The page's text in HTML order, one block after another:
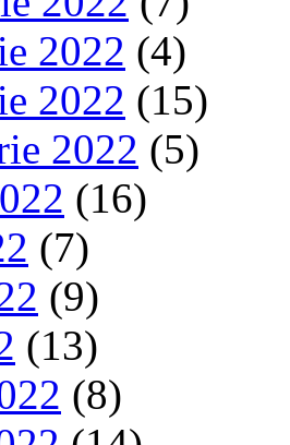
2022 (4)
2022 (15)
2022 (5)
(16)
(7)
(9)
(13)
(8)